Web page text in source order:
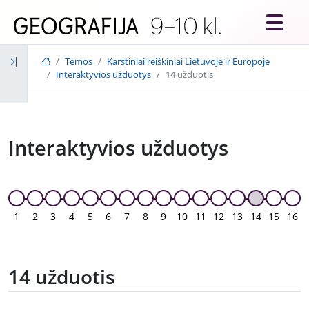
Temos
Karstiniai reiškiniai Lietuvoje ir Europoje
Interaktyvios užduotys
14 užduotis
Interaktyvios užduotys
1 2 3 4 5 6 7 8 9 10 11 12 13 14 15 16
14 užduotis